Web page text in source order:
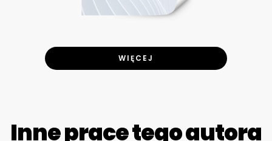
WIĘCEJ
Inne prace tego autora